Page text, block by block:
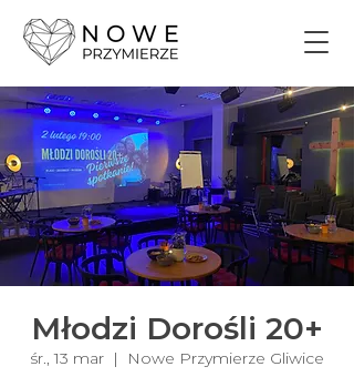
Młodzi Dorośli 20+
śr., 13 mar
  |
Nowe Przymierze Gliwice